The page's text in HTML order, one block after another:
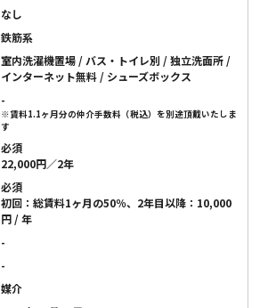
なし
鉄筋系
室内洗濯機置場 / バス・トイレ別 / 独立洗面所 /
インターネット無料 / シューズボックス
-
※賃料1.1ヶ月分の仲介手数料（税込）を別途頂戴いたしま
す
必須
22,000円／2年
必須
初回：総賃料1ヶ月の50％、2年目以降：10,000
円 / 年
-
-
媒介